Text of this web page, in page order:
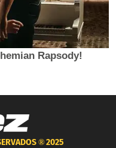
®2025